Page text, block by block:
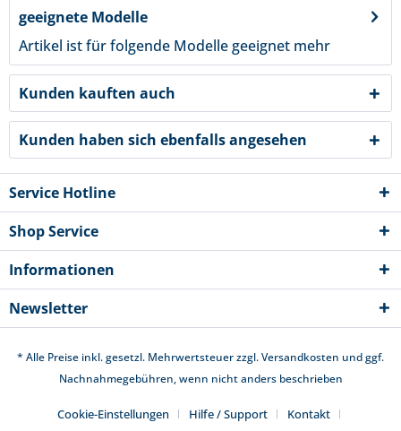
geeignete Modelle
Artikel ist für folgende Modelle geeignet mehr
Kunden kauften auch
Kunden haben sich ebenfalls angesehen
Service Hotline
Shop Service
Informationen
Newsletter
* Alle Preise inkl. gesetzl. Mehrwertsteuer zzgl.Versandkosten und ggf.
Nachnahmegebühren, wenn nicht anders beschrieben
Cookie-Einstellungen Hilfe / Support Kontakt